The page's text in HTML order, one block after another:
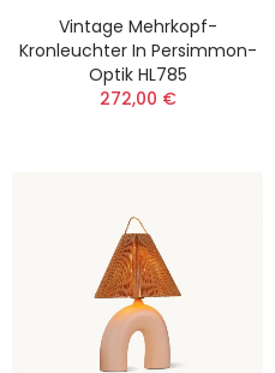
Vintage Mehrkopf-
Kronleuchter In Persimmon-
Optik HL785
272,00 €